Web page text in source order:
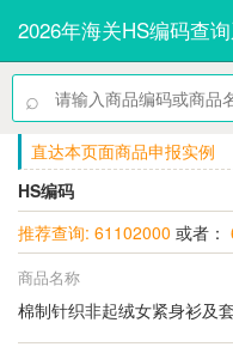
2026年海关HS编码查
⌕
直达本页面商品申报实例
HS编码
推荐查询: 61102000 或者：
商品名称
棉制针织非起绒女紧身衫及